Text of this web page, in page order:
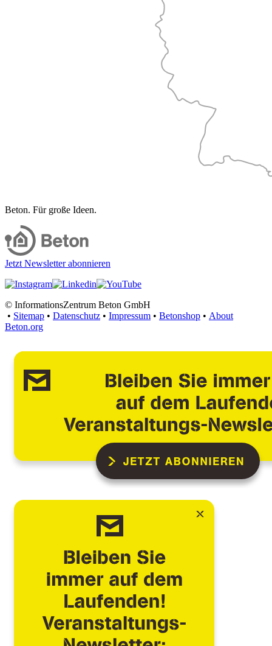
Beton. Für große Ideen.
Jetzt Newsletter abonnieren
© InformationsZentrum Beton GmbH
• Sitemap • Datenschutz • Impressum • Betonshop • About
Beton.org